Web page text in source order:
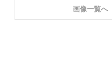
画像一覧へ